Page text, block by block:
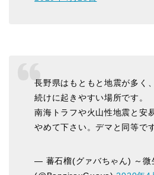
長野県はもともと地震が多く
続けに起きやすい場所です。
南海トラフや火山性地震と安
やめて下さい。デマと同等です
— 蕃石榴(グァバちゃん) ～微